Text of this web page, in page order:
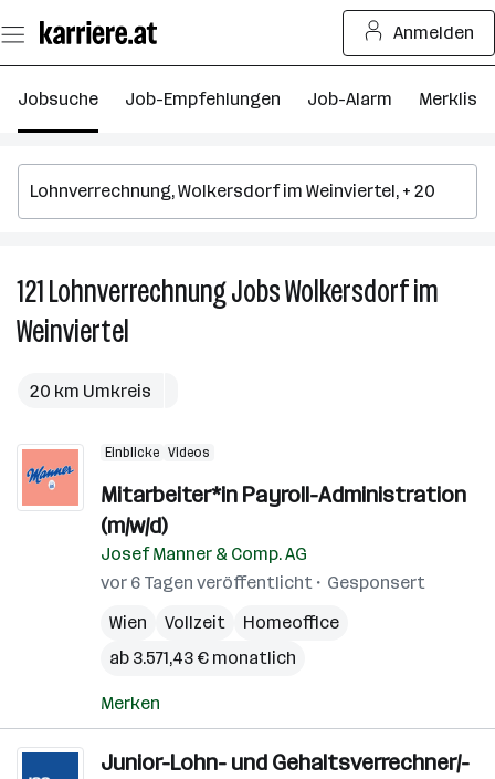
Seiteninhalt
springen
Anmelden
Jobsuche Job-Empfehlungen Job-Alarm Merkliste
121LohnverrechnungJobsWolkersdorf im
Weinviertel
20 km Umkreis
Einblicke Videos
Mitarbeiter*in Payroll-Administration
(m/w/d)
Josef Manner & Comp. AG
vor 6 Tagen veröffentlicht
Gesponsert
Wien
Vollzeit
Homeoffice
ab 3.571,43 € monatlich
Merken
Junior-Lohn- und Gehaltsverrechner/-